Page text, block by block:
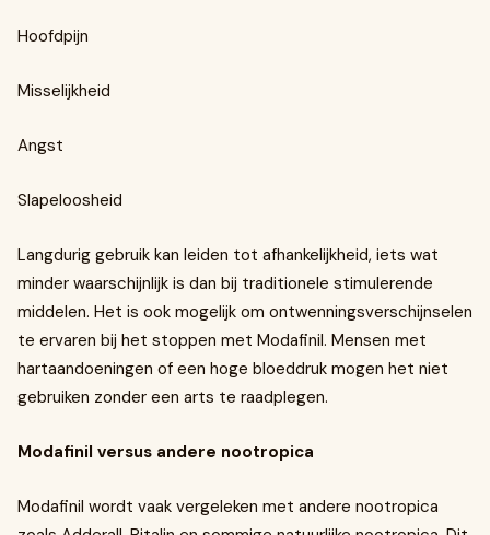
Hoofdpijn
Misselijkheid
Angst
Slapeloosheid
Langdurig gebruik kan leiden tot afhankelijkheid, iets wat
minder waarschijnlijk is dan bij traditionele stimulerende
middelen. Het is ook mogelijk om ontwenningsverschijnselen
te ervaren bij het stoppen met Modafinil. Mensen met
hartaandoeningen of een hoge bloeddruk mogen het niet
gebruiken zonder een arts te raadplegen.
Modafinil versus andere nootropica
Modafinil wordt vaak vergeleken met andere nootropica